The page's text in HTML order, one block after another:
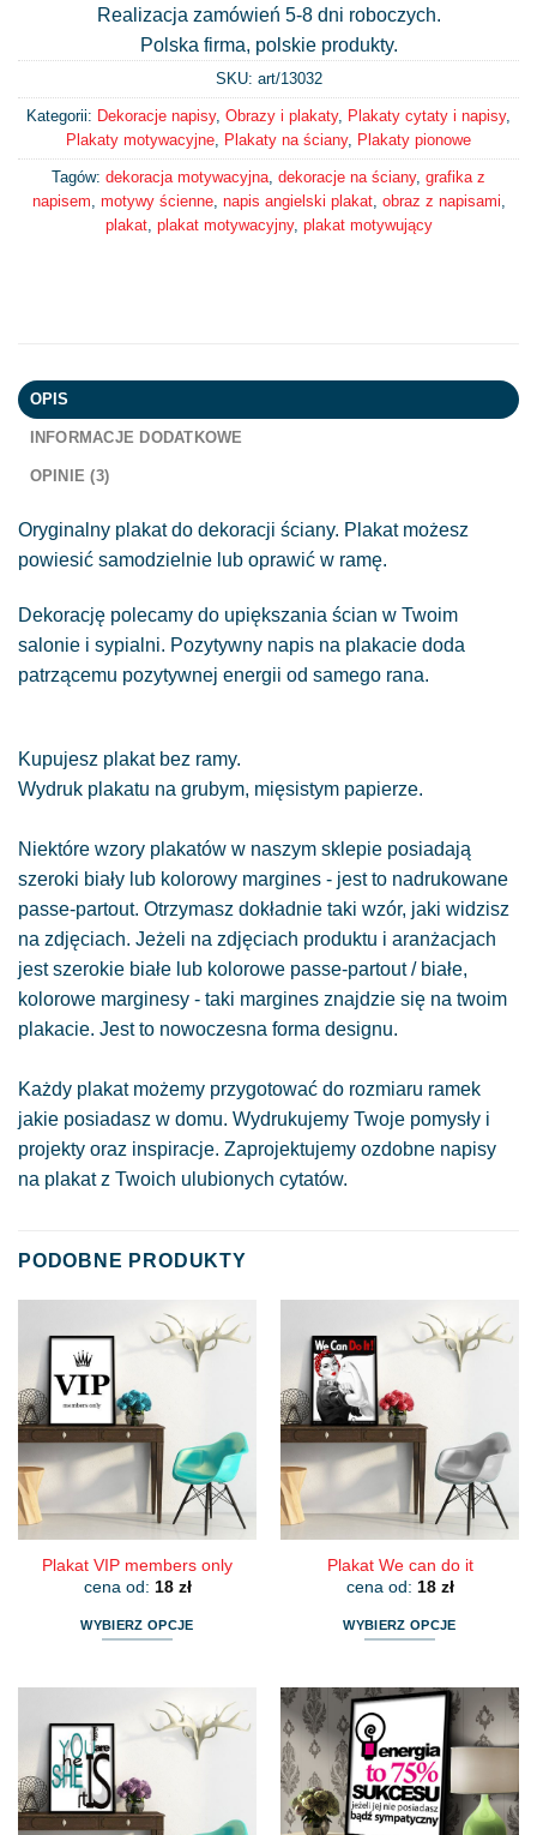
Realizacja zamówień 5-8 dni roboczych.
Polska firma, polskie produkty.
SKU: art/13032
Kategorii: Dekoracje napisy, Obrazy i plakaty, Plakaty cytaty i napisy,
Plakaty motywacyjne
Plakaty na ściany, Plakaty pionowe
Tagów: dekoracja motywacyjna dekoracje na ściany, grafika z
napisem motywy ścienne, napis angielski plakat, obraz z napisami
plakat, plakat motywacyjny, plakat motywujący
OPIS
INFORMACJE DODATKOWE
OPINIE (3)
Oryginalny plakat do dekoracji ściany. Plakat możesz
powiesić samodzielnie lub oprawić w ramę.
Dekorację polecamy do upiększania ścian w Twoim
salonie i sypialni. Pozytywny napis na plakacie doda
patrzącemu pozytywnej energii od samego rana.
Kupujesz plakat bez ramy.
Wydruk plakatu na grubym, mięsistym papierze.
Niektóre wzory plakatów w naszym sklepie posiadają
szeroki biały lub kolorowy margines - jest to nadrukowane
passe-partout. Otrzymasz dokładnie taki wzór, jaki widzisz
na zdjęciach. Jeżeli na zdjęciach produktu i aranżacjach
jest szerokie białe lub kolorowe passe-partout / białe,
kolorowe marginesy - taki margines znajdzie się na twoim
plakacie. Jest to nowoczesna forma designu.
Każdy plakat możemy przygotować do rozmiaru ramek
jakie posiadasz w domu. Wydrukujemy Twoje pomysły i
projekty oraz inspiracje. Zaprojektujemy ozdobne napisy
na plakat z Twoich ulubionych cytatów.
PODOBNE PRODUKTY
Plakat VIP members only
cena od: 18 zł
WYBIERZ OPCJE
wiele
wariantów.
Opcje
można
wybrać
Plakat We can do it
cena od: 18 zł
WYBIERZ OPCJE
ma
wariantów.
Opcje
można
wybrać